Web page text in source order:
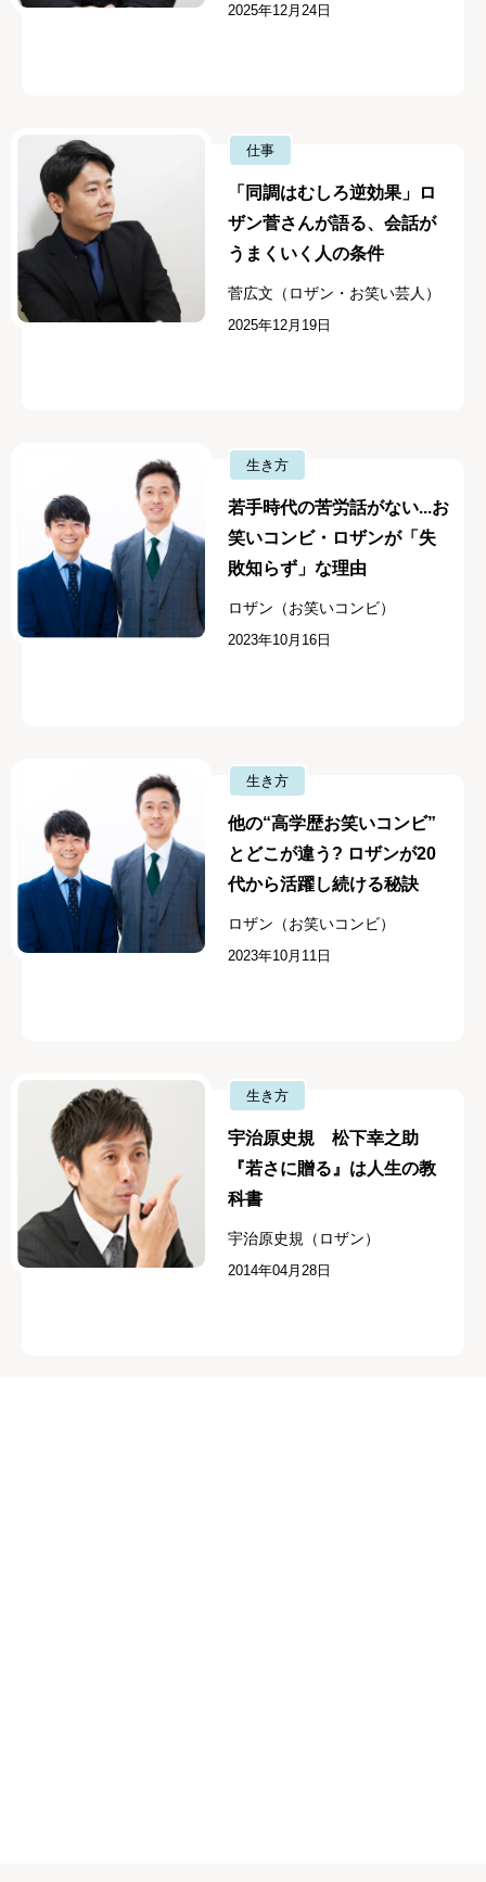
2025年12月24日
仕事
「同調はむしろ逆効果」ロ
ザン菅さんが語る、会話が
うまくいく人の条件
菅広文（ロザン・お笑い芸人）
2025年12月19日
生き方
若手時代の苦労話がない...お
笑いコンビ・ロザンが「失
敗知らず」な理由
ロザン（お笑いコンビ）
2023年10月16日
生き方
他の“高学歴お笑いコンビ”
とどこが違う? ロザンが20
代から活躍し続ける秘訣
ロザン（お笑いコンビ）
2023年10月11日
生き方
宇治原史規 松下幸之助
『若さに贈る』は人生の教
科書
宇治原史規（ロザン）
2014年04月28日